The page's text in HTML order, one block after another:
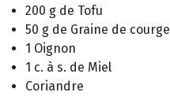
200 g de Tofu
50 g de Graine de courge
1 Oignon
1 c. à s. de Miel
Coriandre